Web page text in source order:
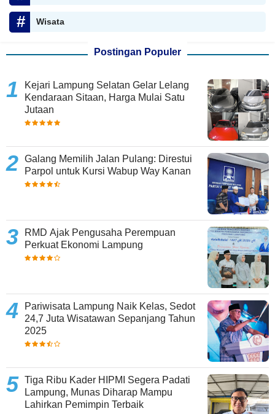
Wisata
Postingan Populer
Kejari Lampung Selatan Gelar Lelang
Kendaraan Sitaan, Harga Mulai Satu
Jutaan
Galang Memilih Jalan Pulang: Direstui
Parpol untuk Kursi Wabup Way Kanan
RMD Ajak Pengusaha Perempuan
Perkuat Ekonomi Lampung
Pariwisata Lampung Naik Kelas, Sedot
24,7 Juta Wisatawan Sepanjang Tahun
2025
Tiga Ribu Kader HIPMI Segera Padati
Lampung, Munas Diharap Mampu
Lahirkan Pemimpin Terbaik